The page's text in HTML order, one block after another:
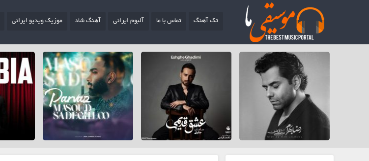
تک آهنگ تماس با ما آلبوم ایرانی آهنگ شاد موزیک ویدیو ایرانی